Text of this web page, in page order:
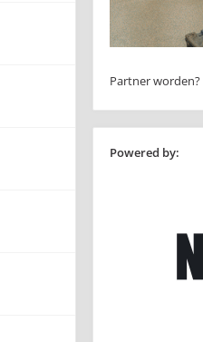
Partner worden?
Powered by: